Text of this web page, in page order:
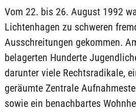
Vom 22. bis 26. August 1992
Lichtenhagen zu schweren
Ausschreitungen gekommen.
belagerten Hunderte
darunter viele Rechtsradikale,
geräumte Zentrale
sowie ein benachbartes